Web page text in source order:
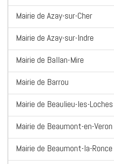
Mairie de Azay-sur-Cher
Mairie de Azay-sur-Indre
Mairie de Ballan-Mire
Mairie de Barrou
Mairie de Beaulieu-les-Loches
Mairie de Beaumont-en-Veron
Mairie de Beaumont-la-Ronce